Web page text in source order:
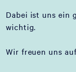
Dabei ist uns ein
wichtig.
Wir freuen uns